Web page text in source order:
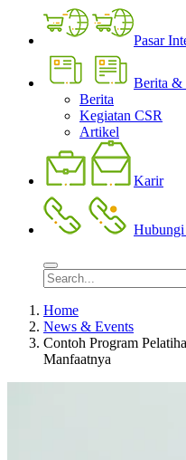
Pasar
Berita &
Berita
Kegiatan CSR
Artikel
Karir
Home
News & Events
Contoh Program
Manfaatnya